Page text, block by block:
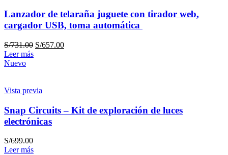
Lanzador de telaraña juguete con tirador web,
cargador USB, toma automática
S/731.00 S/657.00
Leer más
Nuevo
Vista previa
Snap Circuits – Kit de exploración de luces
electrónicas
S/699.00
Leer más